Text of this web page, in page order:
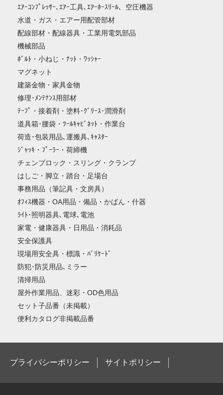
ｴｱｰｺﾝﾌﾟﾚｯｻｰ､ｴｱｰ工具､ｴｱｰﾎｰｽﾘｰﾙ、空圧機器
水道・ガス・エアー用配管部材
配線部材・配線器具・工業用電気部品
機械部品
ﾎﾞﾙﾄ・小ねじ・ﾅｯﾄ・ﾜｯｼｬｰ
マグネット
建築金物・家具金物
修理･ﾒﾝﾃﾅﾝｽ用部材
ﾃｰﾌﾟ・接着剤・塗料･ｸﾞﾘｰｽ･潤滑剤
道具箱･腰袋・ﾂｰﾙｷｬﾋﾞﾈｯﾄ・作業台
荷造･包装用品､運搬具､ｷｬｽﾀｰ
ｼﾞｬｯｷ・ﾌﾟｰﾗｰ・荷締機
チェンブロック・スリング・クランプ
はしご・脚立・踏台・足場台
事務用品（筆記具・文房具）
ｵﾌｨｽ機器・OA用品・備品・かばん・什器
ﾗｲﾄ･照明器具､電球､電池
家電・健康器具・日用品・消耗品
安全保護具
現場用安全具・標識・ﾊﾞﾘｹｰﾄﾞ
防犯･防災用品､ミラー
清掃用品
屋外作業用品、迷彩・OD色用品
セット子品番（未掲載）
便利カタログ非掲載品番
プライバシーポリシー サイトポリシー